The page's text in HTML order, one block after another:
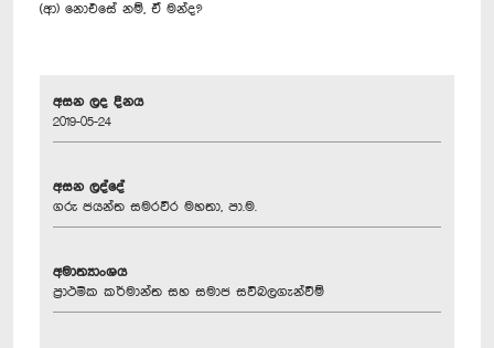
(ආ) නොඑසේ නම්, ඒ මන්ද?
අසන ලද දිනය
2019-05-24
අසන ලද්දේ
ගරු ජයන්ත සමරවීර මහතා, පා.ම.
අමාත්‍යාංශය
ප්‍රාථමික කර්මාන්ත සහ සමාජ සවිබලගැන්වීම්